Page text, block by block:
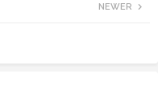
NEWER